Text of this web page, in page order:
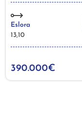
Eslora
13,10
390.000€